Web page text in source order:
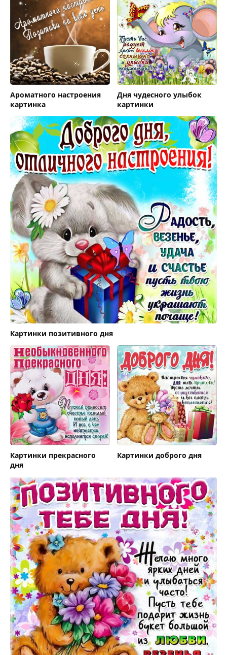
Ароматного настроения
картинка
Дня чудесного улыбок
картинки
Картинки позитивного дня
Картинки прекрасного
дня
Картинки доброго дня